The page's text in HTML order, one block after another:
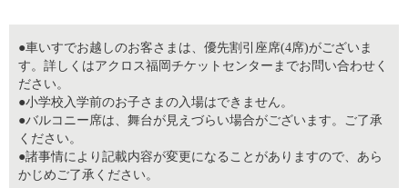
●車いすでお越しのお客さまは、優先割引座席(4席)がございま
す。詳しくはアクロス福岡チケットセンターまでお問い合わせく
ださい。
●小学校入学前のお子さまの入場はできません。
●バルコニー席は、舞台が見えづらい場合がございます。ご了承
ください。
●諸事情により記載内容が変更になることがありますので、あら
かじめご了承ください。